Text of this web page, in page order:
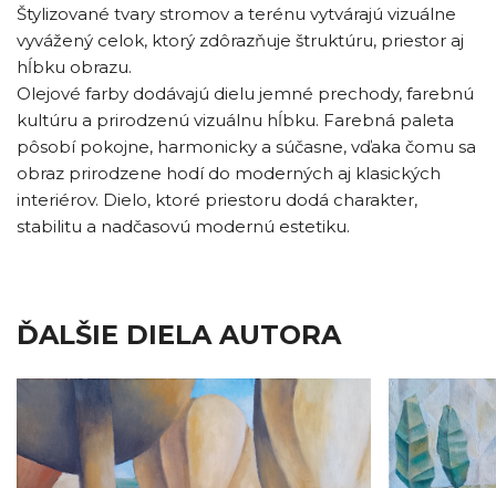
Štylizované tvary stromov a terénu vytvárajú vizuálne
vyvážený celok, ktorý zdôrazňuje štruktúru, priestor aj
hĺbku obrazu.
Olejové farby dodávajú dielu jemné prechody, farebnú
kultúru a prirodzenú vizuálnu hĺbku. Farebná paleta
pôsobí pokojne, harmonicky a súčasne, vďaka čomu sa
obraz prirodzene hodí do moderných aj klasických
interiérov. Dielo, ktoré priestoru dodá charakter,
stabilitu a nadčasovú modernú estetiku.
ĎALŠIE DIELA AUTORA